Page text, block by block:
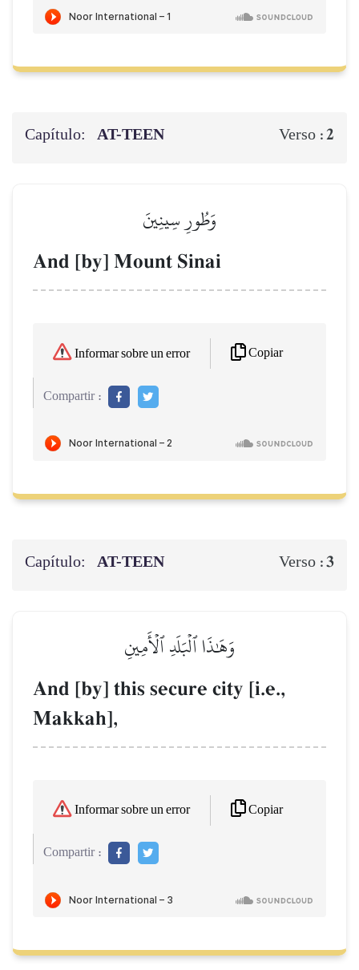
Capítulo: AT-TEEN Verso :2
وَطُورِ سِينِينَ
And [by] Mount Sinai
Informar sobre un error Copiar
Compartir :
Capítulo: AT-TEEN Verso :3
وَهَٰذَا ٱلۡبَلَدِ ٱلۡأَمِينِ
And [by] this secure city [i.e.,
Makkah],
Informar sobre un error Copiar
Compartir :